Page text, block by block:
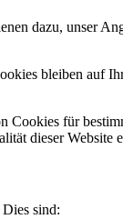
dazu, unser
bleiben auf
Cookies für
dieser Website
sind: